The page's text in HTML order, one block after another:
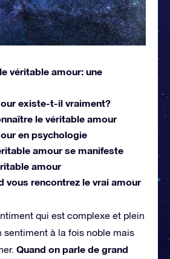
véritable amour: une
existe-t-il vraiment?
le véritable amour
en psychologie
amour se manifeste
amour
vous rencontrez le vrai amour
qui est complexe et plein
sentiment à la fois noble mais
Quand on parle de grand